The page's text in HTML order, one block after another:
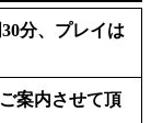
分、プレイは
案内させて頂